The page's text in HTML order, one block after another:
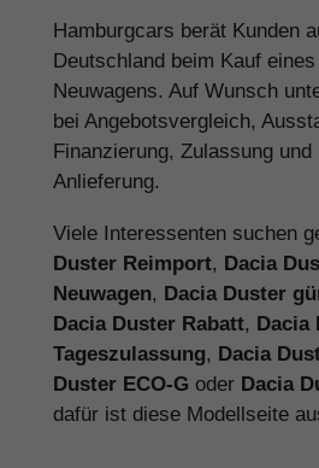
Hamburgcars berät Kunden
Deutschland beim Kauf
Neuwagens. Auf Wunsch
bei Angebotsvergleich,
Finanzierung, Zulassung und
Anlieferung.
Viele Interessenten suchen
Duster Reimport, Dacia
Neuwagen, Dacia Duster
Dacia Duster Rabatt, Dacia
Tageszulassung, Dacia
Duster ECO-G oder Dacia
dafür ist diese Modellseite